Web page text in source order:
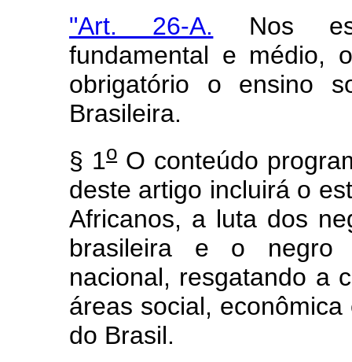
"Art. 26-A. Nos
fundamental e médio,
obrigatório o ensino
Brasileira.
§ 1oO conteúdo
deste artigo incluirá o
Africanos, a luta dos
brasileira e o negro
nacional, resgatando a
áreas social,
do Brasil.